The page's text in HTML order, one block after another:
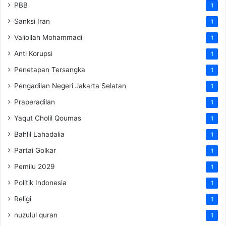
PBB 1
Sanksi Iran 1
Valiollah Mohammadi 1
Anti Korupsi 1
Penetapan Tersangka 1
Pengadilan Negeri Jakarta Selatan 1
Praperadilan 1
Yaqut Cholil Qoumas 1
Bahlil Lahadalia 1
Partai Golkar 1
Pemilu 2029 1
Politik Indonesia 1
Religi 1
nuzulul quran 1